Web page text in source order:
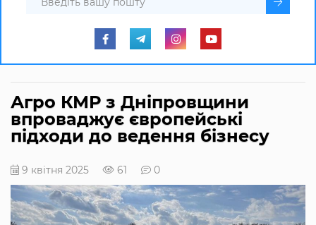
Агро КМР з Дніпровщини
впроваджує європейські
підходи до ведення бізнесу
9 квітня 2025 61 0